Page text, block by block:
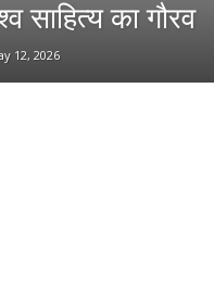
साहित्य का गौरव
12, 2026